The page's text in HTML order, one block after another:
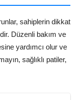
sahiplerin dikkat
Düzenli bakım ve
yardımcı olur ve
sağlıklı patiler,